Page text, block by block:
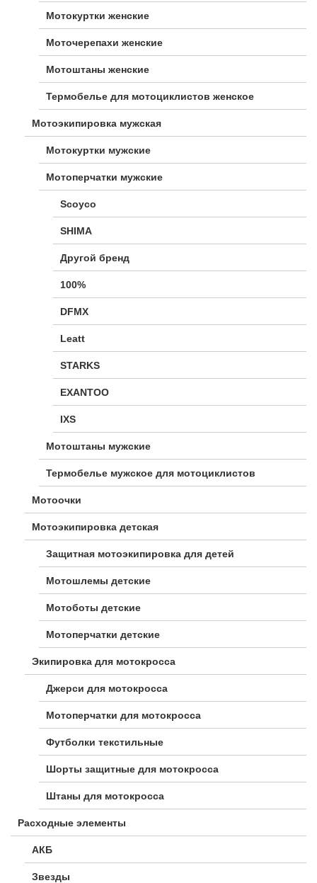
Мотокуртки женские
Моточерепахи женские
Мотоштаны женские
Термобелье для мотоциклистов женское
Мотоэкипировка мужская
Мотокуртки мужские
Мотоперчатки мужские
Scoyco
SHIMA
Другой бренд
100%
DFMX
Leatt
STARKS
EXANTOO
IXS
Мотоштаны мужские
Термобелье мужское для мотоциклистов
Мотоочки
Мотоэкипировка детская
Защитная мотоэкипировка для детей
Мотошлемы детские
Мотоботы детские
Мотоперчатки детские
Экипировка для мотокросса
Джерси для мотокросса
Мотоперчатки для мотокросса
Футболки текстильные
Шорты защитные для мотокросса
Штаны для мотокросса
Расходные элементы
АКБ
Звезды